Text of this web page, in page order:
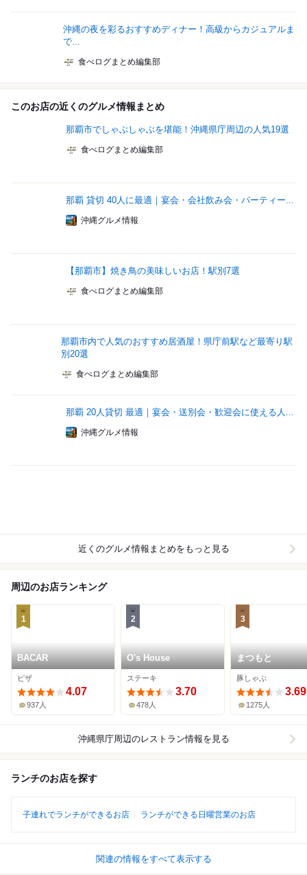
沖縄の夜を彩るおすすめディナー！高級からカジュアルま
で...
食べログまとめ編集部
このお店の近くのグルメ情報まとめ
那覇市でしゃぶしゃぶを堪能！沖縄県庁周辺の人気19選
食べログまとめ編集部
那覇 貸切 40人に最適｜宴会・会社飲み会・パーティー...
沖縄グルメ情報
【那覇市】焼き鳥の美味しいお店！駅別7選
食べログまとめ編集部
那覇市内で人気のおすすめ居酒屋！県庁前駅など最寄り駅
別20選
食べログまとめ編集部
那覇 20人貸切 最適｜宴会・送別会・歓迎会に使える人...
沖縄グルメ情報
近くのグルメ情報まとめをもっと見る
周辺のお店ランキング
1
BACAR
ピザ
4.07
937人
2
O's House
ステーキ
3.70
478人
3
まつもと
豚しゃぶ
3.69
1275人
沖縄県庁周辺のレストラン情報を見る
ランチのお店を探す
子連れでランチができるお店 ランチができる日曜営業のお店
関連の情報をすべて表示する